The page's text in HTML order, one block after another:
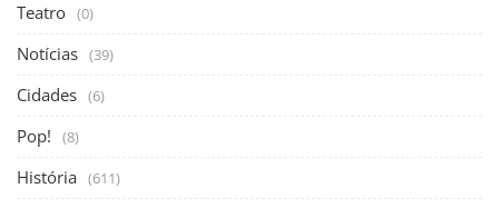
Teatro (0)
Notícias (39)
Cidades (6)
Pop! (8)
História (611)